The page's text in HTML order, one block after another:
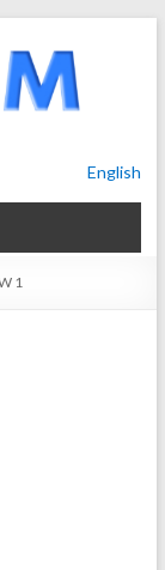
English
1